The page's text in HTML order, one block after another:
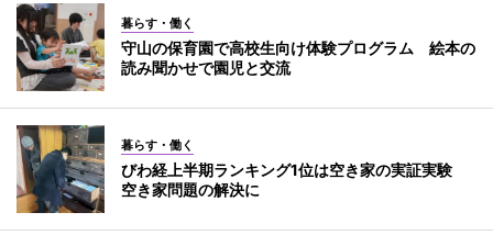
暮らす・働く
守山の保育園で高校生向け体験プログラム 絵本の
読み聞かせで園児と交流
暮らす・働く
びわ経上半期ランキング1位は空き家の実証実験
空き家問題の解決に